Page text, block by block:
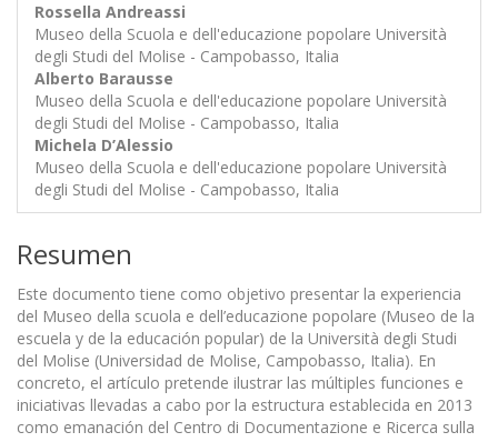
Rossella Andreassi
Museo della Scuola e dell'educazione popolare Università
degli Studi del Molise - Campobasso, Italia
Alberto Barausse
Museo della Scuola e dell'educazione popolare Università
degli Studi del Molise - Campobasso, Italia
Michela D’Alessio
Museo della Scuola e dell'educazione popolare Università
degli Studi del Molise - Campobasso, Italia
Resumen
Este documento tiene como objetivo presentar la experiencia
del Museo della scuola e dell’educazione popolare (Museo de la
escuela y de la educación popular) de la Università degli Studi
del Molise (Universidad de Molise, Campobasso, Italia). En
concreto, el artículo pretende ilustrar las múltiples funciones e
iniciativas llevadas a cabo por la estructura establecida en 2013
como emanación del Centro di Documentazione e Ricerca sulla